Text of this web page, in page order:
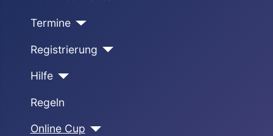
Termine
Registrierung
Hilfe
Regeln
Online Cup